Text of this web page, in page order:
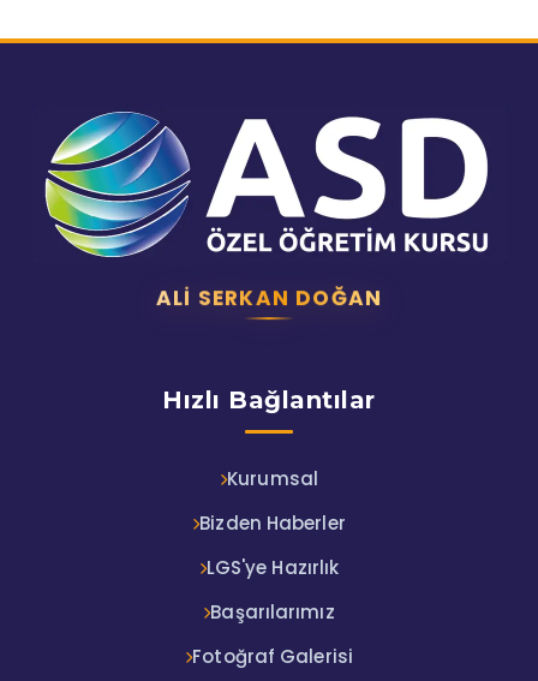
ALI SERKAN DOĞAN
Hızlı Bağlantılar
Kurumsal
Bizden Haberler
LGS'ye Hazırlık
Başarılarımız
Fotoğraf Galerisi